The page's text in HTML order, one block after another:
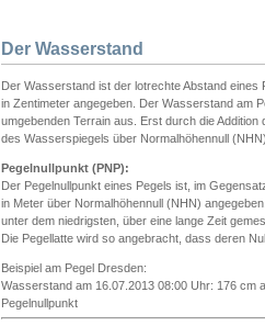
Der Wasserstand
Der Wasserstand ist der lotrechte Abstand
in Zentimeter angegeben. Der Wasserstand am
umgebenden Terrain aus. Erst durch die
des Wasserspiegels über Normalhöhennull (NHN).
Pegelnullpunkt (PNP):
Der Pegelnullpunkt eines Pegels ist, im
in Meter über Normalhöhennull (NHN)
unter dem niedrigsten, über eine lange Zeit
Die Pegellatte wird so angebracht, dass deren
Beispiel am Pegel Dresden:
Wasserstand am 16.07.2013 08:00 Uhr: 176 cm
Pegelnullpunkt